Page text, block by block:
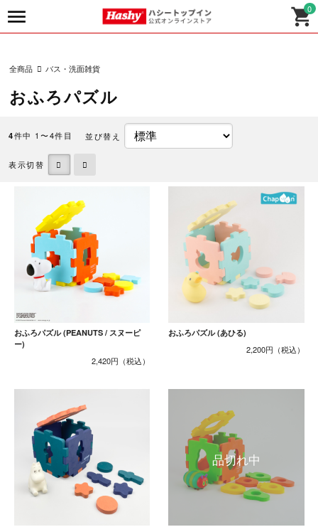
0
全商品 バス・洗面雑貨
おふろパズル
4件中 1〜4件目 並び替え
表示切替
おふろパズル (PEANUTS / スヌーピ
ー)
2,420円
おふろパズル (あひる)
2,200円